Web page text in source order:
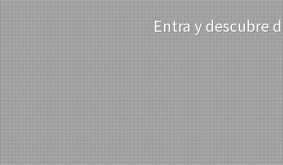
Entra y descubre